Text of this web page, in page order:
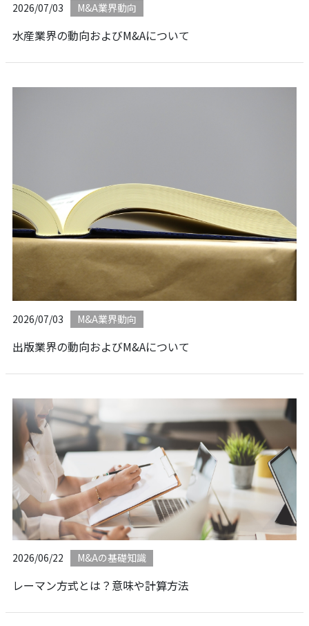
2026/07/03 M&A業界動向
水産業界の動向およびM&Aについて
2026/07/03 M&A業界動向
出版業界の動向およびM&Aについて
2026/06/22 M&Aの基礎知識
レーマン方式とは？意味や計算方法